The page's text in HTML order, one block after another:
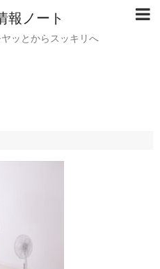
報ノート
ッとからスッキリへ